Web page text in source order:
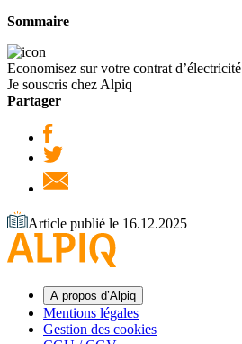
Sommaire
Economisez sur votre contrat d’électricité
Je souscris chez Alpiq
Partager
Article publié le 16.12.2025
A propos d’Alpiq
Mentions légales
Gestion des cookies